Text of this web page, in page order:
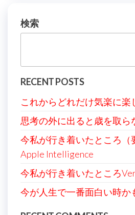
ー
シ
ン
検索
RECENT POSTS
これからどれだけ気楽に楽
思考の外に出ると歳を取ら
今私が行き着いたところ（
Apple Intelligence
今私が行き着いたところ
今が人生で一番面白い時か